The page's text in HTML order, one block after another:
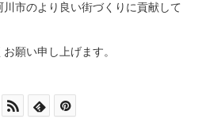
市のより良い街づくりに貢献して
願い申し上げます。